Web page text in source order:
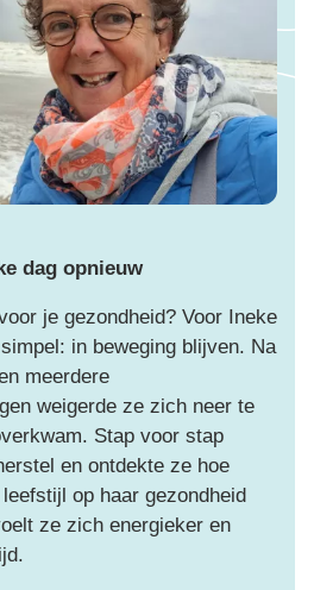
dag opnieuw
je gezondheid? Voor Ineke
in beweging blijven. Na
meerdere
weigerde ze zich neer te
Stap voor stap
en ontdekte ze hoe
op haar gezondheid
ze zich energieker en